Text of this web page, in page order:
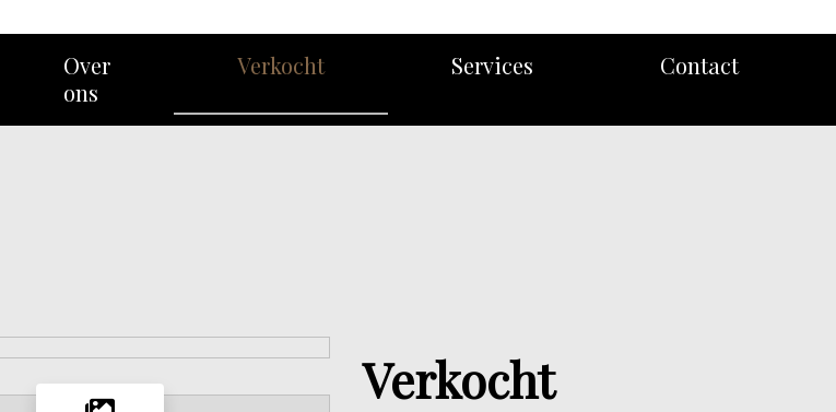
Over
ons
Verkocht Services Contact
Verkocht